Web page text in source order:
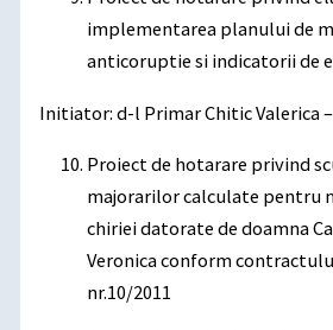
implementarea planului de
anticoruptie si indicatorii de
Initiator: d-l Primar Chitic Valerica
Proiect de hotarare privind
majorarilor calculate pentru
chiriei datorate de doamna
Veronica conform
nr.10/2011